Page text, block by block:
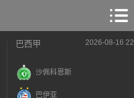
巴西甲 2026-08-16
沙佩科恩斯
巴伊亚